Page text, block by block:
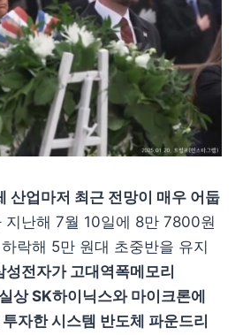
산업마저 최근 전망이 매우 어둡
지난해 7월 10일에 8만 7800원
락해 5만 원대 초중반을 유지
성전자가 고대역폭메모리
상 SK하이닉스와 마이크론에
자한 시스템 반도체 파운드리